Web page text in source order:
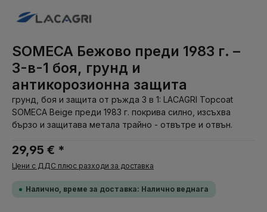
SOMECA Бежово преди 1983 г. –
3-в-1 боя, грунд и
антикорозионна защита
грунд, боя и защита от ръжда 3 в 1: LACAGRI Topcoat
SOMECA Beige преди 1983 г. покрива силно, изсъхва
бързо и защитава метала трайно - отвътре и отвън.
29,95 € *
Цени с ДДС плюс разходи за доставка
Налично, време за доставка: Налично веднага